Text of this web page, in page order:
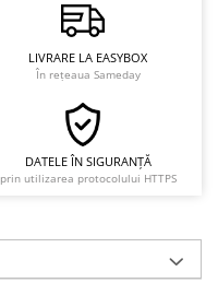
LIVRARE LA EASYBOX
În rețeaua Sameday
DATELE ÎN SIGURANȚĂ
prin utilizarea protocolului HTTPS